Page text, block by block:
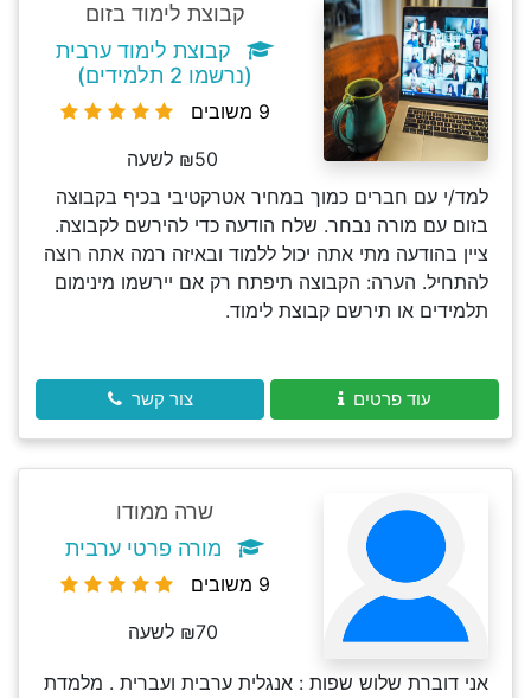
קבוצת לימוד בזום
קבוצת לימוד ערבית
(נרשמו 2 תלמידים)
9 משובים
₪50 לשעה
למד/י עם חברים כמוך במחיר אטרקטיבי בכיף בקבוצה
בזום עם מורה נבחר. שלח הודעה כדי להירשם לקבוצה.
ציין בהודעה מתי אתה יכול ללמוד ובאיזה רמה אתה רוצה
להתחיל. הערה: הקבוצה תיפתח רק אם יירשמו מינימום
תלמידים או תירשם קבוצת לימוד.
עוד פרטים צור קשר
שרה ממודו
מורה פרטי ערבית
9 משובים
₪70 לשעה
אני דוברת שלוש שפות : אנגלית ערבית ועברית . מלמדת